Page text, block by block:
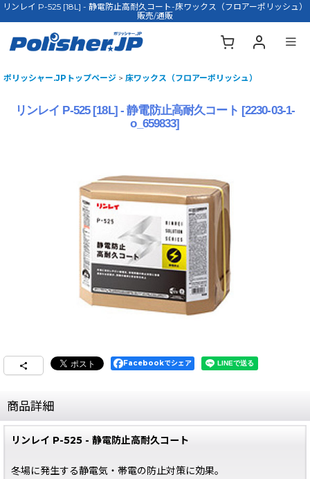
リンレイ P-525 [18L] - 静電防止高耐久コート-床ワックス（フロアーポリッシュ）
販売/通販
ポリッシャー.JPトップページ > 床ワックス（フロアーポリッシュ）
リンレイ P-525 [18L] - 静電防止高耐久コート [2230-03-1-
o_659833]
Facebookでシェア
商品詳細
リンレイ P-525 - 静電防止高耐久コート
冬場に発生する静電気・帯電の防止対策に効果。